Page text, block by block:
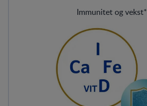
Immunitet og vekst*